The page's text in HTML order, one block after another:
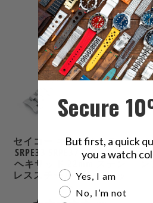
レ
ビ
ュ
ー
セイコー キングサムライ
SRPE33 SRPE37 SRPF79 用
ヘキサッド 22mm ステン
レススチール ブレスレッ
ト
用
Secure
But first, a quick
you a watch
Are you a watch
Yes, I am
No, I’m not